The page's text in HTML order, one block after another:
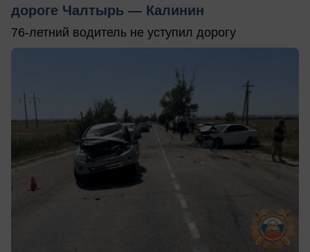
дороге Чалтырь — Калинин
76-летний водитель не уступил дорогу